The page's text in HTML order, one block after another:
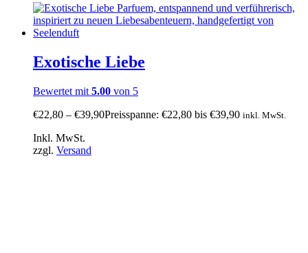
Exotische Liebe
Bewertet mit 5.00 von 5
€22,80 – €39,90Preisspanne: €22,80 bis €39,90 inkl. MwSt.
Inkl. MwSt.
zzgl. Versand